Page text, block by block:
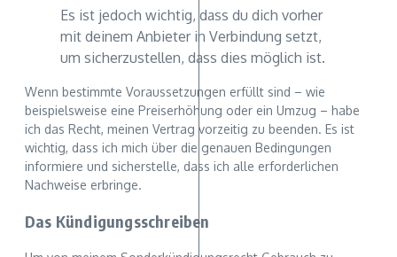
Es ist jedoch wichtig, dass du dich vorher
mit deinem Anbieter in Verbindung setzt,
um sicherzustellen, dass dies möglich ist.
Wenn bestimmte Voraussetzungen erfüllt sind – wie
beispielsweise eine Preiserhöhung oder ein Umzug – habe
ich das Recht, meinen Vertrag vorzeitig zu beenden. Es ist
wichtig, dass ich mich über die genauen Bedingungen
informiere und sicherstelle, dass ich alle erforderlichen
Nachweise erbringe.
Das Kündigungsschreiben